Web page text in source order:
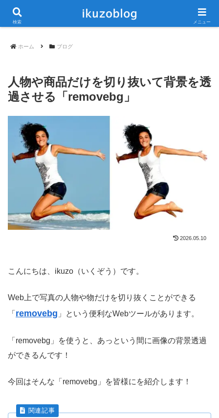
当ブログは広告が含まれています
ホーム ブログ
人物や商品だけを切り抜いて背景を透
過させる「removebg」
2026.05.10
こんにちは、ikuzo（いくぞう）です。
Web上で写真の人物や物だけを切り抜くことができる
「 removebg 」という便利なWebツールがあります。
「removebg」を使うと、あっという間に画像の背景透過
ができるんです！
今回はそんな「removebg」を皆様にを紹介します！
検索 メニュー